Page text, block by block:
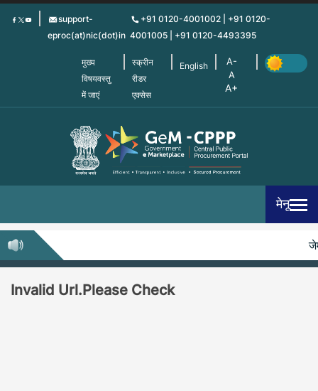
Skip
support-
eproc(at)nic(dot)in
+91 0120-4001002 | +91 0120-
4001005 | +91 0120-4493395
मुख्य
विषयवस्तु
में जाएं
स्क्रीन
रीडर
एक्सेस
English
मेनू
Invalid Url.Please Check